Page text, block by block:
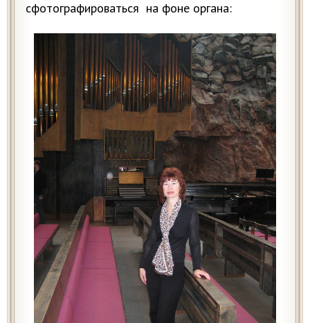
сфотографироваться на фоне органа: